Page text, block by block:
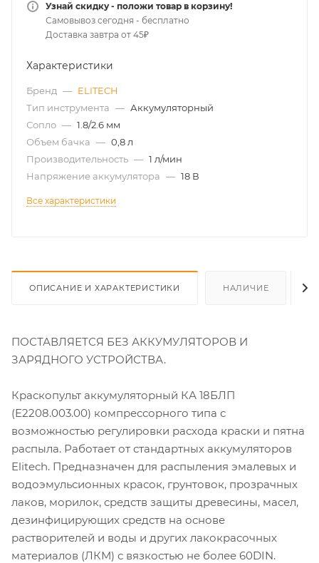
Узнай скидку - положи товар в корзину!
Самовывоз сегодня - бесплатно
Доставка завтра от 45₽
Характеристики
Бренд — ELITECH
Тип инструмента — Аккумуляторный
Сопло — 1.8/2.6 мм
Объем бачка — 0,8 л
Производительность — 1 л/мин
Напряжение аккумулятора — 18 В
Все характеристики
ОПИСАНИЕ И ХАРАКТЕРИСТИКИ НАЛИЧИЕ
ПОСТАВЛЯЕТСЯ БЕЗ АККУМУЛЯТОРОВ И
ЗАРЯДНОГО УСТРОЙСТВА.
Краскопульт аккумуляторный КА 18БЛП
(E2208.003.00) компрессорного типа с
возможностью регулировки расхода краски и пятна
распыла. Работает от стандартных аккумуляторов
Elitech. Предназначен для распыления эмалевых и
водоэмульсионных красок, грунтовок, прозрачных
лаков, морилок, средств защиты древесины, масел,
дезинфицирующих средств на основе
растворителей и воды и других лакокрасочных
материалов (ЛКМ) с вязкостью не более 60DIN.